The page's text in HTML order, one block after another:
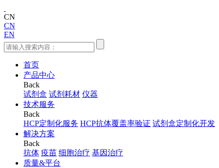
CN
CN
EN
首页
产品中心
Back
试剂盒 试剂耗材 仪器
技术服务
Back
HCP定制化服务 HCP抗体覆盖率验证 试剂盒定制化开发
解决方案
Back
抗体 疫苗 细胞治疗 基因治疗
质量&平台